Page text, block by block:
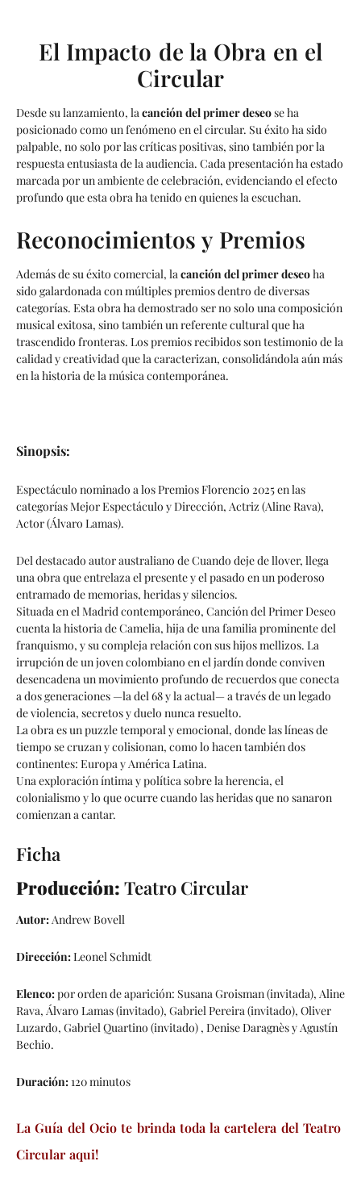
El Impacto de la Obra en el
Circular
Desde su lanzamiento, lacanción del primer deseose ha
posicionado como un fenómeno en el circular. Su éxito ha sido
palpable, no solo por las críticas positivas, sino también por la
respuesta entusiasta de la audiencia. Cada presentación ha estado
marcada por un ambiente de celebración, evidenciando el efecto
profundo que esta obra ha tenido en quienes la escuchan.
Reconocimientos y Premios
Además de su éxito comercial, lacanción del primer deseoha
sido galardonada con múltiples premios dentro de diversas
categorías. Esta obra ha demostrado ser no solo una composición
musical exitosa, sino también un referente cultural que ha
trascendido fronteras. Los premios recibidos son testimonio de la
calidad y creatividad que la caracterizan, consolidándola aún más
en la historia de la música contemporánea.
Sinopsis:
Espectáculo nominado a los Premios Florencio 2025 en las
categorías Mejor Espectáculo y Dirección, Actriz (Aline Rava),
Actor (Álvaro Lamas).
Del destacado autor australiano de Cuando deje de llover, llega
una obra que entrelaza el presente y el pasado en un poderoso
entramado de memorias, heridas y silencios.
Situada en el Madrid contemporáneo, Canción del Primer Deseo
cuenta la historia de Camelia, hija de una familia prominente del
franquismo, y su compleja relación con sus hijos mellizos. La
irrupción de un joven colombiano en el jardín donde conviven
desencadena un movimiento profundo de recuerdos que conecta
a dos generaciones —la del 68 y la actual— a través de un legado
de violencia, secretos y duelo nunca resuelto.
La obra es un puzzle temporal y emocional, donde las líneas de
tiempo se cruzan y colisionan, como lo hacen también dos
continentes: Europa y América Latina.
Una exploración íntima y política sobre la herencia, el
colonialismo y lo que ocurre cuando las heridas que no sanaron
comienzan a cantar.
Ficha
Producción: Teatro Circular
Autor:Andrew Bovell
Dirección:Leonel Schmidt
Elenco:por orden de aparición: Susana Groisman (invitada), Aline
Rava, Álvaro Lamas (invitado), Gabriel Pereira (invitado), Oliver
Luzardo, Gabriel Quartino (invitado) , Denise Daragnès y Agustín
Bechio.
Duración:120 minutos
La Guía del Ocio te brinda toda la cartelera del Teatro
Circular aqui!